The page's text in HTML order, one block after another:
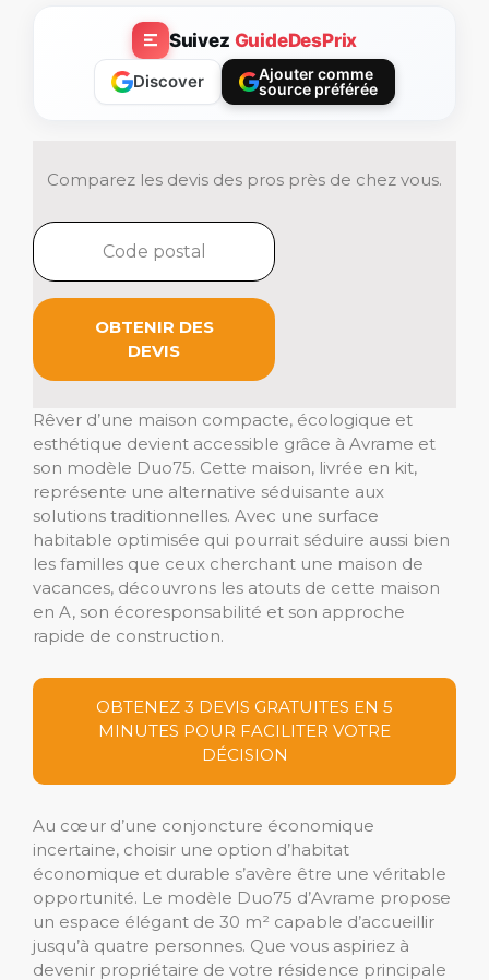
Suivez GuideDesPrix
Discover
Ajouter comme
source préférée
Comparez les devis des pros près de chez vous.
OBTENIR DES
DEVIS
Rêver d’une maison compacte, écologique et
esthétique devient accessible grâce à Avrame et
son modèle Duo75. Cette maison, livrée en kit,
représente une alternative séduisante aux
solutions traditionnelles. Avec une surface
habitable optimisée qui pourrait séduire aussi bien
les familles que ceux cherchant une maison de
vacances, découvrons les atouts de cette maison
en A, son écoresponsabilité et son approche
rapide de construction.
OBTENEZ 3 DEVIS GRATUITES EN 5
MINUTES POUR FACILITER VOTRE
DÉCISION
Au cœur d’une conjoncture économique
incertaine, choisir une option d’habitat
économique et durable s’avère être une véritable
opportunité. Le modèle Duo75 d’Avrame propose
un espace élégant de 30 m² capable d’accueillir
jusqu’à quatre personnes. Que vous aspiriez à
devenir propriétaire de votre résidence principale